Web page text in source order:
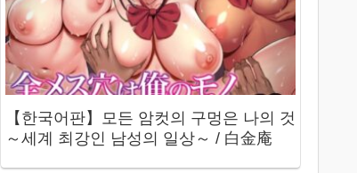
【한국어판】모든 암컷의 구멍은 나의 것
～세계 최강인 남성의 일상～ / 白金庵